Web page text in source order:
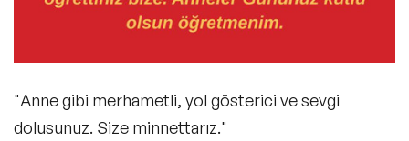
"Anne gibi merhametli, yol gösterici ve sevgi
dolusunuz. Size minnettarız."